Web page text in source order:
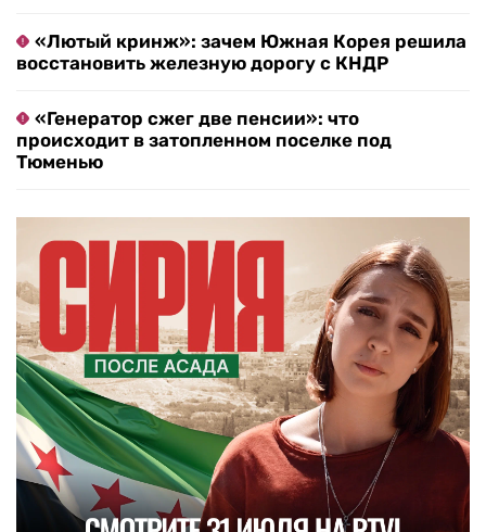
«Лютый кринж»: зачем Южная Корея решила
восстановить железную дорогу с КНДР
«Генератор сжег две пенсии»: что
происходит в затопленном поселке под
Тюменью